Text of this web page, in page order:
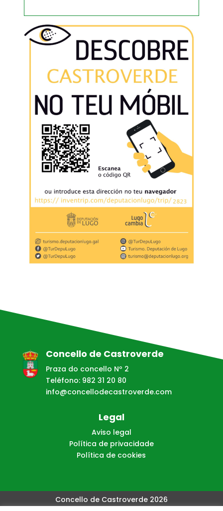
Concello de Castroverde
Praza do concello Nº 2
Teléfono: 982 31 20 80
info@concellodecastroverde.com
Legal
Aviso legal
Política de privacidade
Política de cookies
Concello de Castroverde 2026